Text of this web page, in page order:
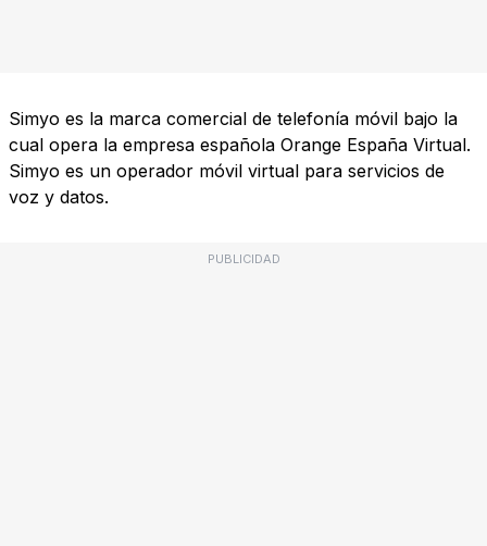
Simyo es la marca comercial de telefonía móvil bajo la
cual opera la empresa española Orange España Virtual.
Simyo es un operador móvil virtual para servicios de
voz y datos.
PUBLICIDAD